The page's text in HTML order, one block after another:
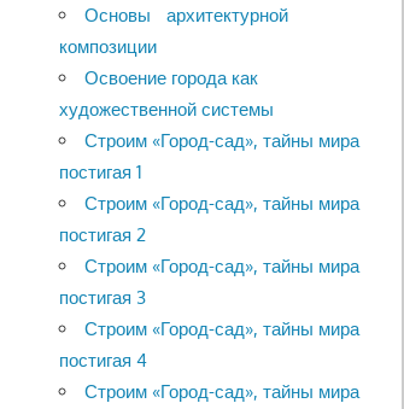
Основы архитектурной
композиции
Освоение города как
художественной системы
Строим «Город-сад», тайны мира
постигая 1
Строим «Город-сад», тайны мира
постигая 2
Строим «Город-сад», тайны мира
постигая 3
Строим «Город-сад», тайны мира
постигая 4
Строим «Город-сад», тайны мира